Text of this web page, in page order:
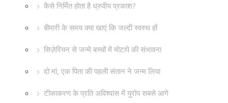
कैसे निर्मित होता है ध्रुवीय प्रकाश?
बीमारी के समय क्या खाएं कि जल्दी स्वस्थ हों
सिज़ेरियन से जन्मे बच्चों में मोटापे की संभावना
दो मां, एक पिता की पहली संतान ने जन्म लिया
टीकाकरण के प्रति अविश्वास में युरोप सबसे आगे